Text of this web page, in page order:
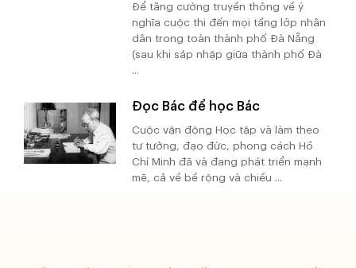
Để tăng cường truyền thông về ý
nghĩa cuộc thi đến mọi tầng lớp nhân
dân trong toàn thành phố Đà Nẵng
(sau khi sáp nhập giữa thành phố Đà
Đọc Bác để học Bác
Cuộc vận động Học tập và làm theo
tư tưởng, đạo đức, phong cách Hồ
Chí Minh đã và đang phát triển mạnh
mẽ, cả về bề rộng và chiều ...